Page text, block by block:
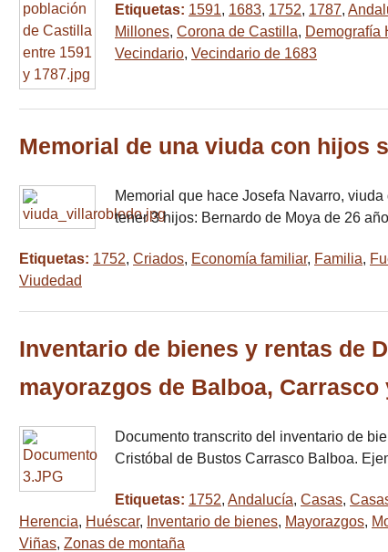
Etiquetas: 1591, 1683, 1752, 1787,
Millones, Corona de Castilla, Demografía
Vecindario, Vecindario de 1683
Memorial de una viuda con hijos
Memorial que hace Josefa Navarro,
tener 3 hijos: Bernardo de Moya de 26
Etiquetas: 1752, Criados, Economía familiar, Familia,
Viudedad
Inventario de bienes y rentas de
mayorazgos de Balboa,
Documento transcrito del inventario de
Cristóbal de Bustos Carrasco Balboa.
Etiquetas: 1752, Andalucía, Casas,
Herencia, Huéscar, Inventario de bienes, Mayorazgos,
Viñas, Zonas de montaña